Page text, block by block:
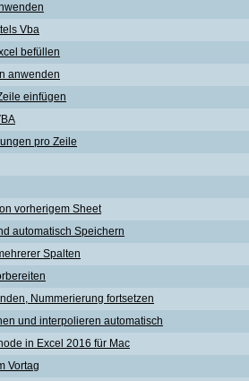
Vba
befüllen
anwenden
einfügen
pro Zeile
vorherigem Sheet
automatisch Speichern
Spalten
Nummerierung fortsetzen
und interpolieren automatisch
in Excel 2016 für Mac
Vortag